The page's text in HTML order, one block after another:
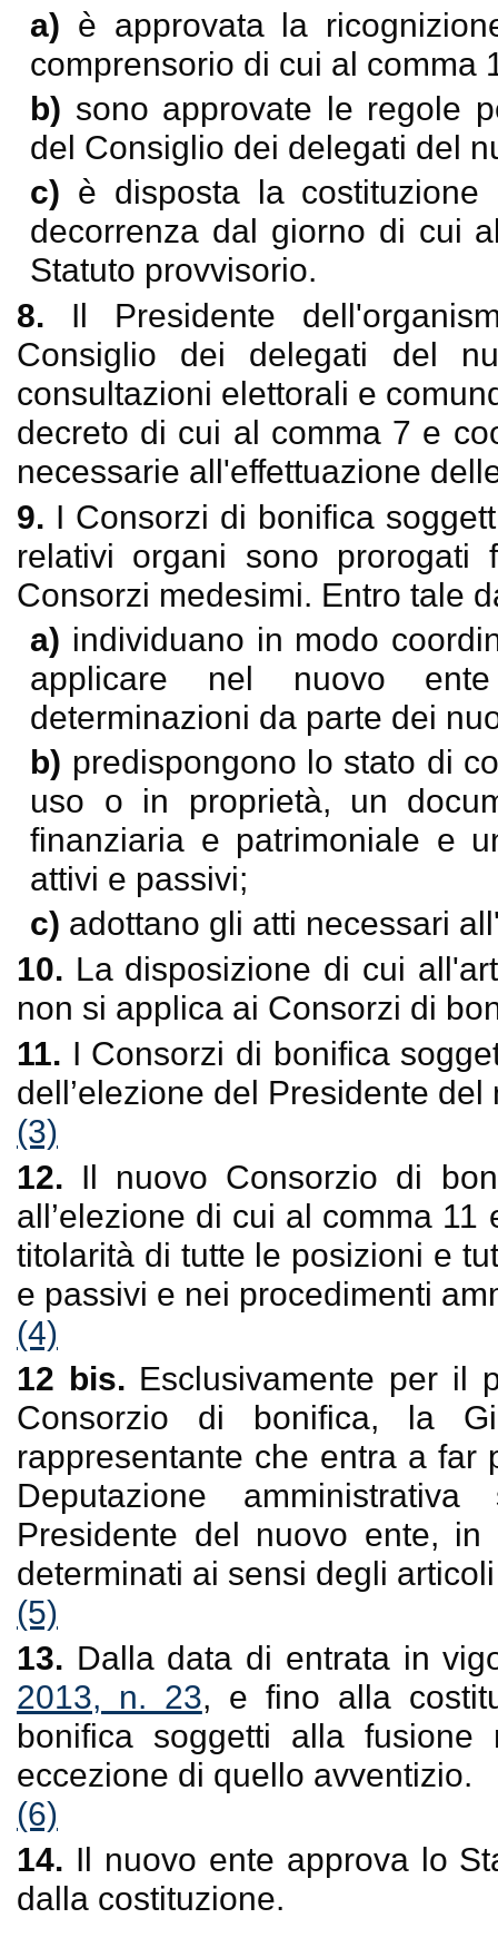
a) è approvata la
comprensorio di cui al comma
b) sono approvate le regole
del Consiglio dei delegati del
c) è disposta la
decorrenza dal giorno di cui
Statuto provvisorio.
8. Il Presidente
Consiglio dei delegati del
consultazioni elettorali e
decreto di cui al comma 7 e
necessarie all'effettuazione
9. I Consorzi di bonifica
relativi organi sono
Consorzi medesimi. Entro tale
a) individuano in modo
applicare nel nuovo
determinazioni da parte dei
b) predispongono lo stato di
uso o in proprietà, un
finanziaria e patrimoniale e
attivi e passivi;
c) adottano gli atti necessari
10. La disposizione di cui
non si applica ai Consorzi di
11. I Consorzi di bonifica
dell’elezione del Presidente del
(3)
12. Il nuovo Consorzio di
all’elezione di cui al comma
titolarità di tutte le posizioni e
e passivi e nei procedimenti
(4)
12 bis. Esclusivamente per il
Consorzio di bonifica, la
rappresentante che entra a
Deputazione
Presidente del nuovo ente, in
determinati ai sensi degli
(5)
13. Dalla data di entrata in
2013, n. 23, e fino alla
bonifica soggetti alla fusione
eccezione di quello avventizio.
(6)
14. Il nuovo ente approva lo
dalla costituzione.